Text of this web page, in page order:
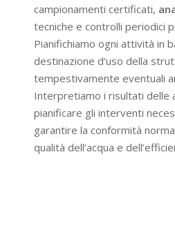
campionamenti certificati,
tecniche e controlli periodici
Pianifichiamo ogni attività in
destinazione d’uso della
tempestivamente eventuali
Interpretiamo i risultati delle
pianificare gli interventi
garantire la conformità
qualità dell’acqua e